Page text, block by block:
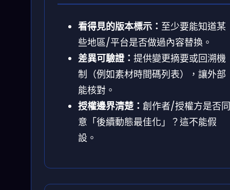
看得見的版本標示： 至少要能知道某
些地區/平台是否做過內容替換。
差異可驗證： 提供變更摘要或回溯機
制（例如素材時間碼列表），讓外部
能核對。
授權邊界清楚： 創作者/授權方是否同
意「後續動態最佳化」？這不能假
設。